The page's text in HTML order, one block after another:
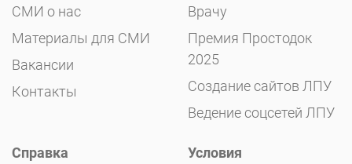
СМИ о нас
Материалы для СМИ
Вакансии
Контакты
Врачу
Премия Простодок
2025
Создание сайтов ЛПУ
Ведение соцсетей ЛПУ
Справка
Условия